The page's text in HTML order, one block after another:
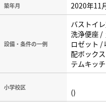
築年月 2020年11
設備・条件の一例
バストイ
洗浄便座 /
ロゼット /
配ボック
テムキッ
小学校区 ()